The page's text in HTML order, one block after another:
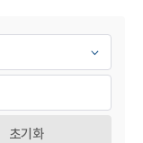
초기화